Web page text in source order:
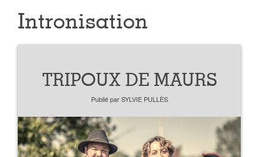
Intronisation
TRIPOUX DE MAURS
Publié parSYLVIE PULLÈS